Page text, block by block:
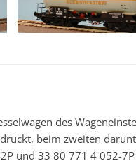
des
beim zweiten
und 33 80 771 4 052-